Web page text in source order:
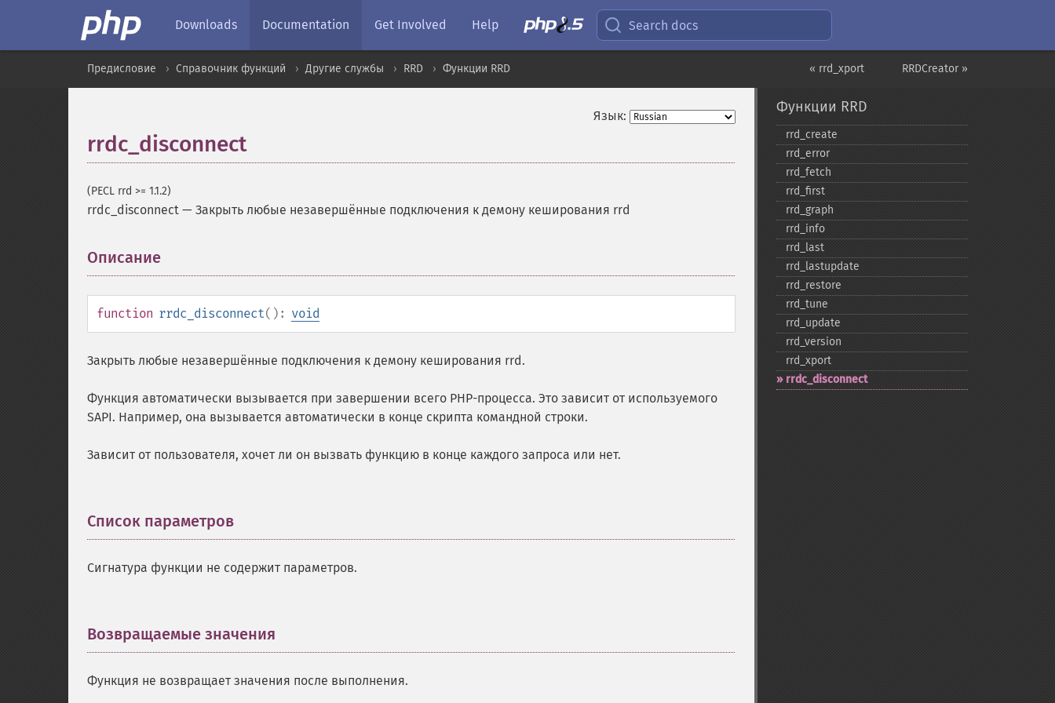
Downloads Documentation Get Involved Help Search docs
RRDCreator »
« rrd_xport
Предисловие Справочник функций Другие службы RRD Функции RRD
Язык:
rrdc_disconnect
(PECL rrd >= 1.1.2)
rrdc_disconnect — Закрыть любые незавершённые подключения к демону кеширования rrd
Описание
function rrdc_disconnect(): void
Закрыть любые незавершённые подключения к демону кеширования rrd.
Функция автоматически вызывается при завершении всего PHP-процесса. Это зависит от используемого
SAPI. Например, она вызывается автоматически в конце скрипта командной строки.
Зависит от пользователя, хочет ли он вызвать функцию в конце каждого запроса или нет.
Список параметров
Сигнатура функции не содержит параметров.
Возвращаемые значения
Функция не возвращает значения после выполнения.
Функции RRD
rrd_​create
rrd_​error
rrd_​fetch
rrd_​first
rrd_​graph
rrd_​info
rrd_​last
rrd_​lastupdate
rrd_​restore
rrd_​tune
rrd_​update
rrd_​version
rrd_​xport
rrdc_​disconnect